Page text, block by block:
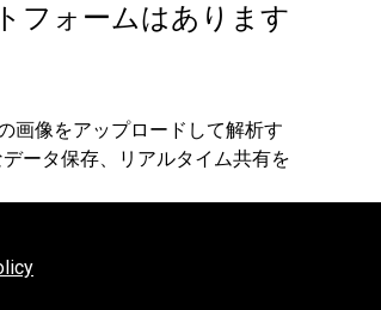
フォームはあります
画像をアップロードして解析す
ータ保存、リアルタイム共有を